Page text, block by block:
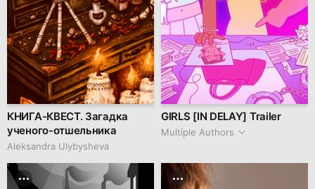
КНИГА-КВЕСТ. Загадка
ученого-отшельника
Aleksandra Ulybysheva
GIRLS [IN DELAY] Trailer
Multiple Authors